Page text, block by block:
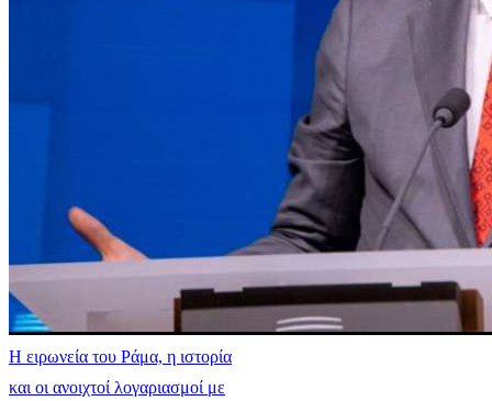
Η ειρωνεία του Ράμα, η ιστορία
και οι ανοιχτοί λογαριασμοί με